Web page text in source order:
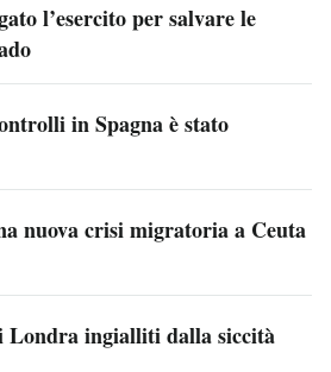
l’esercito per salvare le
in Spagna è stato
nuova crisi migratoria a Ceuta
Londra ingialliti dalla siccità